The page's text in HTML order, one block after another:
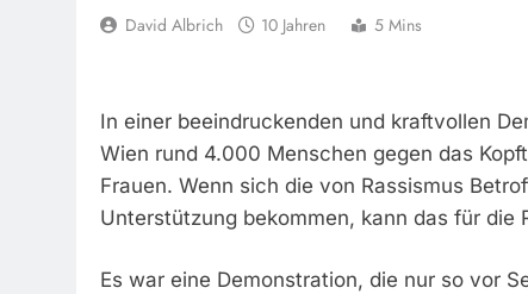
David Albrich 10 Jahren 5 Mins
In einer beeindruckenden und kraftvollen
Wien rund 4.000 Menschen gegen das
Frauen. Wenn sich die von Rassismus
Unterstützung bekommen, kann das für die
Es war eine Demonstration, die nur so vor